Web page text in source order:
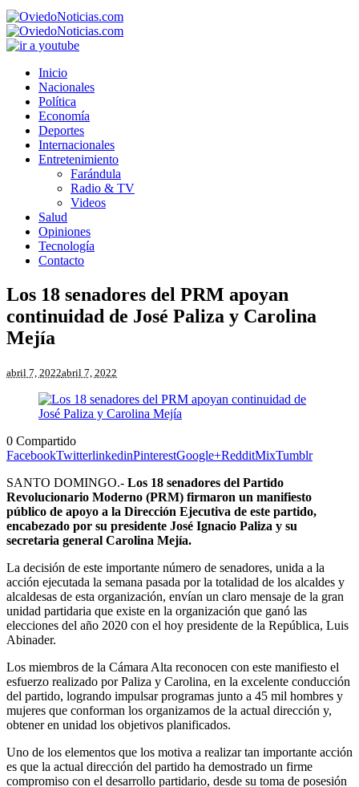
Inicio
Nacionales
Política
Economía
Deportes
Internacionales
Entretenimiento
Farándula
Radio & TV
Videos
Salud
Opiniones
Tecnología
Contacto
Los 18 senadores del PRM apoyan
continuidad de José Paliza y Carolina
Mejía
abril 7, 2022abril 7, 2022
0 Compartido
FacebookTwitterlinkedinPinterestGoogle+RedditMixTumblr
SANTO DOMINGO.- Los 18 senadores del Partido
Revolucionario Moderno (PRM) firmaron un manifiesto
público de apoyo a la Dirección Ejecutiva de este partido,
encabezado por su presidente José Ignacio Paliza y su
secretaria general Carolina Mejía.
La decisión de este importante número de senadores, unida a la
acción ejecutada la semana pasada por la totalidad de los alcaldes y
alcaldesas de esta organización, envían un claro mensaje de la gran
unidad partidaria que existe en la organización que ganó las
elecciones del año 2020 con el hoy presidente de la República, Luis
Abinader.
Los miembros de la Cámara Alta reconocen con este manifiesto el
esfuerzo realizado por Paliza y Carolina, en la excelente conducción
del partido, logrando impulsar programas junto a 45 mil hombres y
mujeres que conforman los organizamos de la actual dirección y,
obtener en unidad los objetivos planificados.
Uno de los elementos que los motiva a realizar tan importante acción
es que la actual dirección del partido ha demostrado un firme
compromiso con el desarrollo partidario, desde su toma de posesión